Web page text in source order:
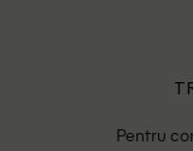
Pentru